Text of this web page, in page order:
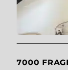
7000